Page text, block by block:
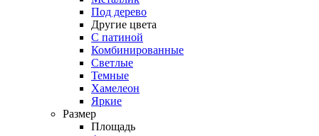
Под дерево
Другие цвета
С патиной
Комбинированные
Светлые
Темные
Хамелеон
Яркие
Размер
Площадь